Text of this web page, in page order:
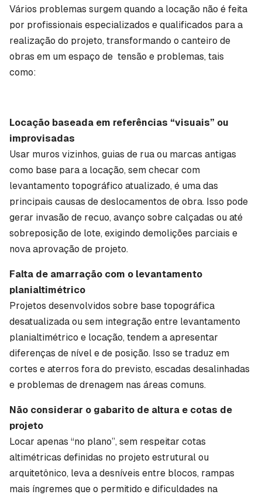
Vários problemas surgem quando a locação não é feita
por profissionais especializados e qualificados para a
realização do projeto, transformando o canteiro de
obras em um espaço de tensão e problemas, tais
como:
Locação baseada em referências “visuais” ou
improvisadas
Usar muros vizinhos, guias de rua ou marcas antigas
como base para a locação, sem checar com
levantamento topográfico atualizado, é uma das
principais causas de deslocamentos de obra. Isso pode
gerar invasão de recuo, avanço sobre calçadas ou até
sobreposição de lote, exigindo demolições parciais e
nova aprovação de projeto.
Falta de amarração com o levantamento
planialtimétrico
Projetos desenvolvidos sobre base topográfica
desatualizada ou sem integração entre levantamento
planialtimétrico e locação, tendem a apresentar
diferenças de nível e de posição. Isso se traduz em
cortes e aterros fora do previsto, escadas desalinhadas
e problemas de drenagem nas áreas comuns.
Não considerar o gabarito de altura e cotas de
projeto
Locar apenas “no plano”, sem respeitar cotas
altimétricas definidas no projeto estrutural ou
arquitetônico, leva a desníveis entre blocos, rampas
mais íngremes que o permitido e dificuldades na